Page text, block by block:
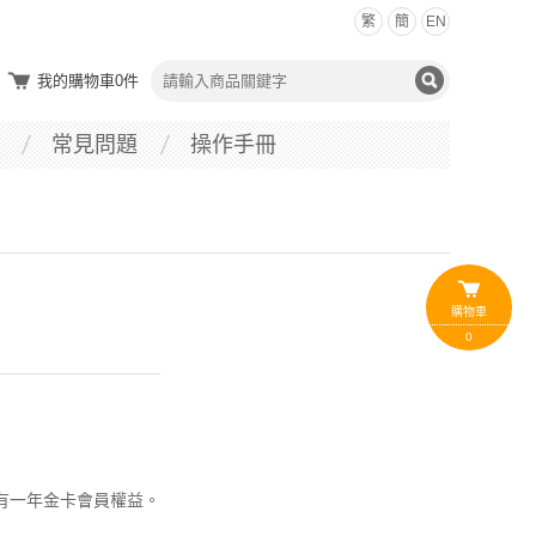
繁 簡 EN
我的購物車0件
常見問題 操作手冊
購物車
0
一年金卡會員權益。